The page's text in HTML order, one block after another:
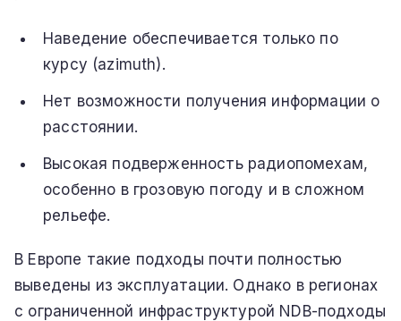
Наведение обеспечивается только по
курсу (azimuth).
Нет возможности получения информации о
расстоянии.
Высокая подверженность радиопомехам,
особенно в грозовую погоду и в сложном
рельефе.
В Европе такие подходы почти полностью
выведены из эксплуатации. Однако в регионах
с ограниченной инфраструктурой NDB-подходы